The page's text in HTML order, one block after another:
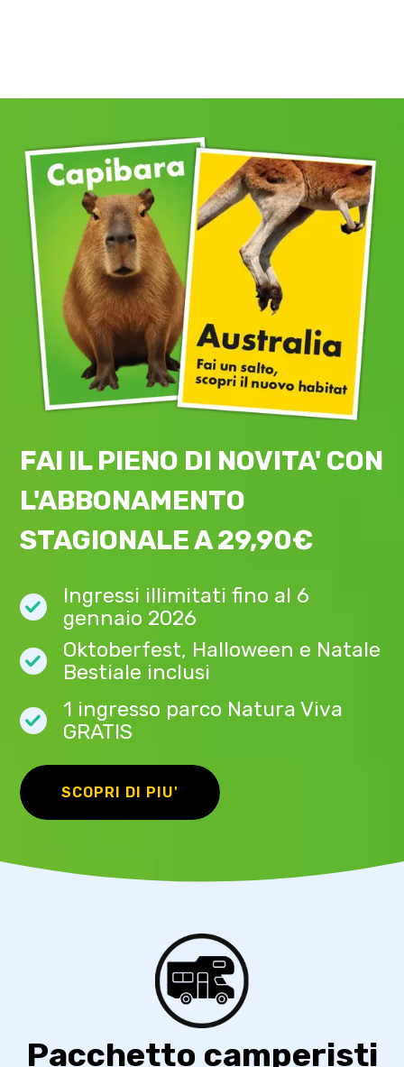
FAI IL PIENO DI NOVITA' CON
L'ABBONAMENTO
STAGIONALE A 29,90€
Ingressi illimitati fino al 6
gennaio 2026
Oktoberfest, Halloween e Natale
Bestiale inclusi
1 ingresso parco Natura Viva
GRATIS
SCOPRI DI PIU'
Pacchetto camperisti